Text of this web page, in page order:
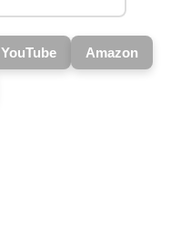
YouTube Amazon